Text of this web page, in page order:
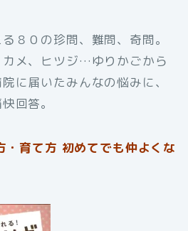
８０の珍問、難問、奇問。
メ、ヒツジ…ゆりかごから
に届いたみんなの悩みに、
回答。
・育て方 初めてでも仲よくな